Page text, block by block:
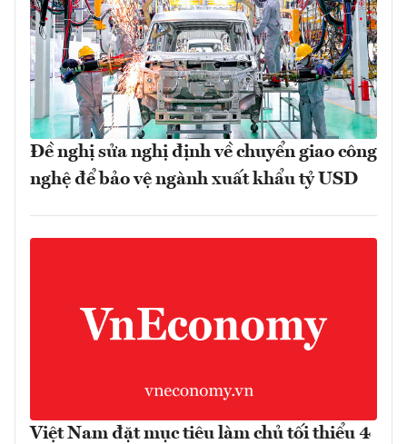
Đề nghị sửa nghị định về chuyển giao công
nghệ để bảo vệ ngành xuất khẩu tỷ USD
Việt Nam đặt mục tiêu làm chủ tối thiểu 4